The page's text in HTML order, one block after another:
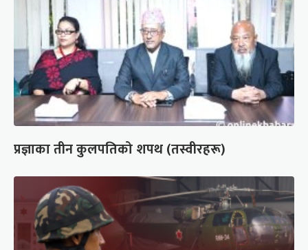
प्रज्ञाका तीन कुलपतिको शपथ (तस्वीरहरू)